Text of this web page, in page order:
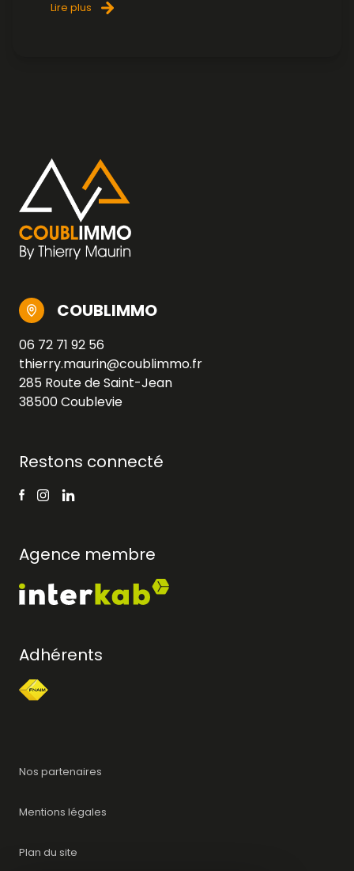
Lire plus
COUBLIMMO
06 72 71 92 56
thierry.maurin@coublimmo.fr
285 Route de Saint-Jean
38500 Coublevie
Restons connecté
Agence membre
Adhérents
Nos partenaires
Mentions légales
Plan du site